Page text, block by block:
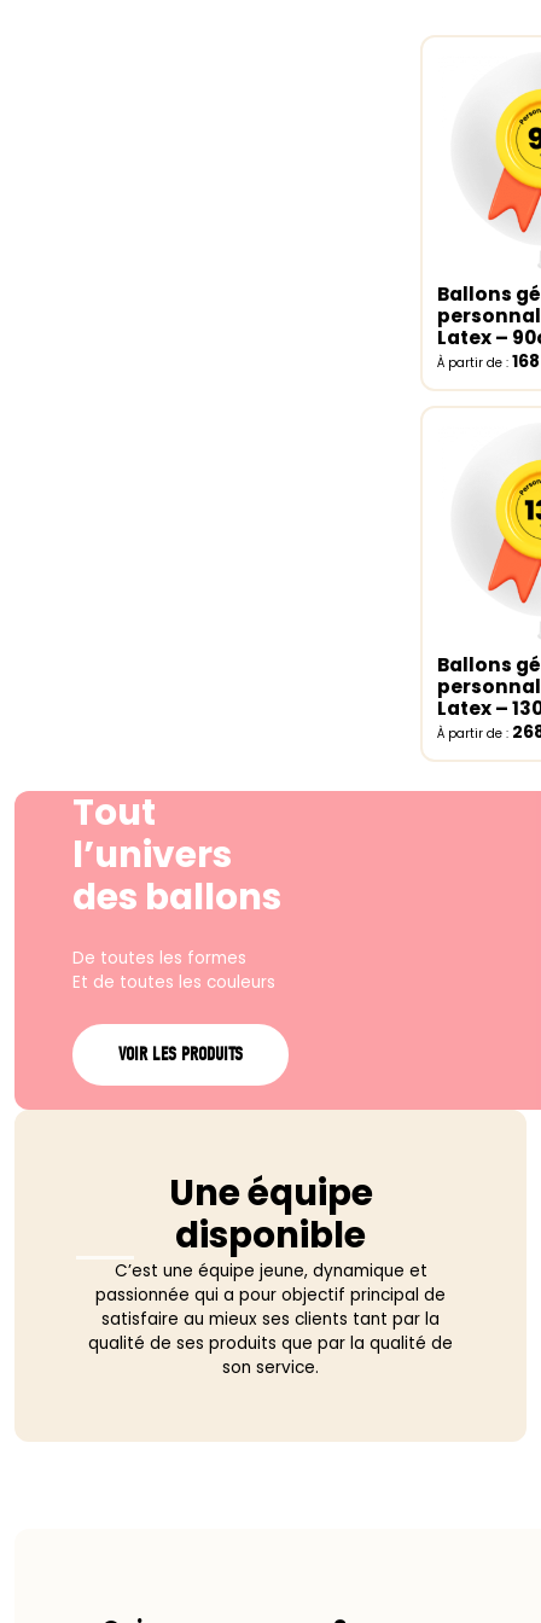
Select
Ballons
Latex –
À partir de :
Select
Ballons
Latex –
À partir de :
Tout
l’univers
des ballons
De toutes les formes
Et de toutes les couleurs
VOIR LES PRODUITS
Une équipe
disponible
C’est une équipe jeune, dynamique et
passionnée qui a pour objectif principal de
satisfaire au mieux ses clients tant par la
qualité de ses produits que par la qualité de
son service.